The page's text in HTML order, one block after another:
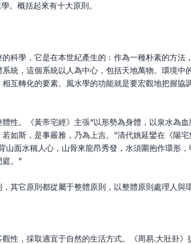
。概括起來有十大原則。
科學，它是在本世紀產生的﹔作為一種朴素的方法
統，這個系統以人為中心，包括天地萬物。環境中
互轉化的要素。風水學的功能就是要宏觀地把握協
性。《黃帝宅經》主張“以形勢為身體，以泉水為
如斯，是事嚴雅，乃為上吉。”清代姚延鑾在《陽
山面水稱人心，山骨來龍昂秀發，水須圍抱作環形
。”
其它原則都從屬于整體原則，以整體原則處理人與
性，採取適宜于自然的生活方式。《周易.大壯卦